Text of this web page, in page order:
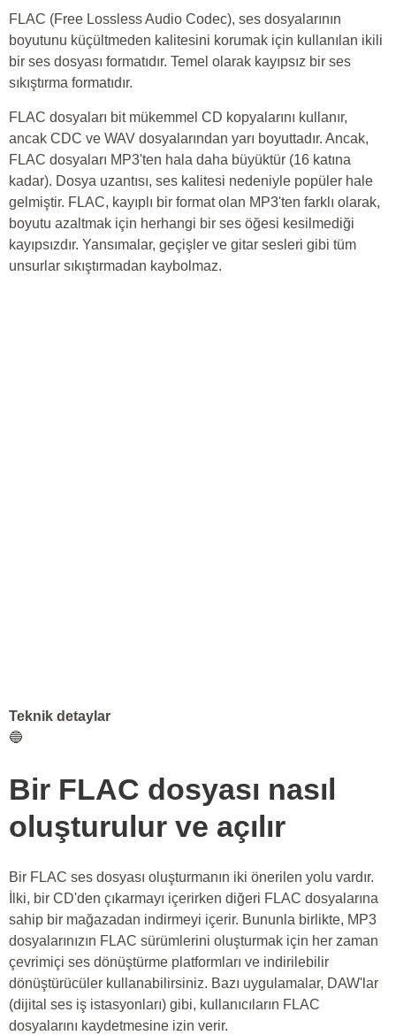
FLAC (Free Lossless Audio Codec), ses dosyalarının
boyutunu küçültmeden kalitesini korumak için kullanılan ikili
bir ses dosyası formatıdır. Temel olarak kayıpsız bir ses
sıkıştırma formatıdır.
FLAC dosyaları bit mükemmel CD kopyalarını kullanır,
ancak CDC ve WAV dosyalarından yarı boyuttadır. Ancak,
FLAC dosyaları MP3'ten hala daha büyüktür (16 katına
kadar). Dosya uzantısı, ses kalitesi nedeniyle popüler hale
gelmiştir. FLAC, kayıplı bir format olan MP3'ten farklı olarak,
boyutu azaltmak için herhangi bir ses öğesi kesilmediği
kayıpsızdır. Yansımalar, geçişler ve gitar sesleri gibi tüm
unsurlar sıkıştırmadan kaybolmaz.
Teknik detaylar
🔵
Bir FLAC dosyası nasıl
oluşturulur ve açılır
Bir FLAC ses dosyası oluşturmanın iki önerilen yolu vardır.
İlki, bir CD'den çıkarmayı içerirken diğeri FLAC dosyalarına
sahip bir mağazadan indirmeyi içerir. Bununla birlikte, MP3
dosyalarınızın FLAC sürümlerini oluşturmak için her zaman
çevrimiçi ses dönüştürme platformları ve indirilebilir
dönüştürücüler kullanabilirsiniz. Bazı uygulamalar, DAW'lar
(dijital ses iş istasyonları) gibi, kullanıcıların FLAC
dosyalarını kaydetmesine izin verir.